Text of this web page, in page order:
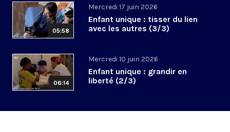
05:58
Mercredi 17 juin 2026
Enfant unique : tisser du lien
avec les autres (3/3)
06:14
Mercredi 10 juin 2026
Enfant unique : grandir en
liberté (2/3)